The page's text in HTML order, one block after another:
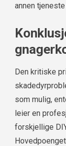
annen
Den kritiske
som mulig,
leier en
forskjellige